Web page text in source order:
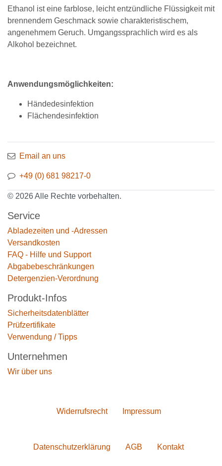
Ethanol ist eine farblose, leicht entzündliche Flüssigkeit mit
brennendem Geschmack sowie charakteristischem,
angenehmem Geruch. Umgangssprachlich wird es als
Alkohol bezeichnet.
Anwendungsmöglichkeiten:
Händedesinfektion
Flächendesinfektion
Email an uns
+49 (0) 681 98217-0
© 2026 Alle Rechte vorbehalten.
Service
Abladezeiten und -Adressen
Versandkosten
FAQ - Hilfe und Support
Abgabebeschränkungen
Detergenzien-Verordnung
Produkt-Infos
Sicherheitsdatenblätter
Prüfzertifikate
Verwendung / Tipps
Unternehmen
Wir über uns
Widerrufs­recht Impressum
Daten­schutz­erklärung AGB Kontakt